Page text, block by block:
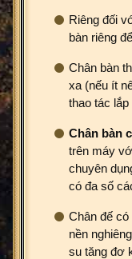
Riêng đối
bàn riêng
Chân bàn
xa (nếu ít
thao tác
Chân bàn
trên máy
chuyên
có đa số
Chân đế
nền
su tăng đơ